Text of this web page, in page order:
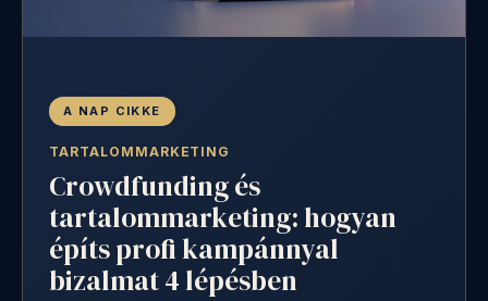
A NAP CIKKE
TARTALOMMARKETING
Crowdfunding és
tartalommarketing: hogyan
építs profi kampánnyal
bizalmat 4 lépésben